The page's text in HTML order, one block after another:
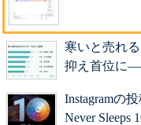
寒いと売れ
抑え首位に
Instagramの
Never Sleeps